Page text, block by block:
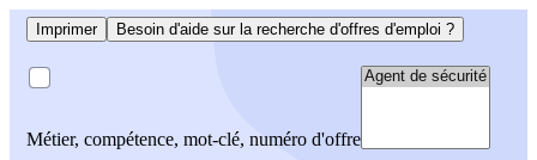
Imprimer Besoin d'aide sur la recherche d'offres d'emploi ?
Métier, compétence, mot-clé, numéro d'offre